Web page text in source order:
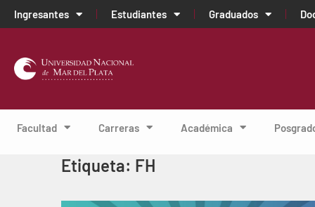
Ingresantes Estudiantes Graduados
Facultad Carreras Académica
Etiqueta: FH